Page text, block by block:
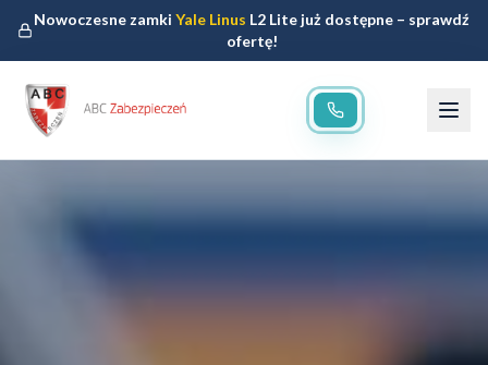
Nowoczesne zamkiYale Linus L2 Lite już dostępne – sprawdź
ofertę!